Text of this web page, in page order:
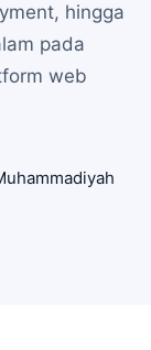
hingga
pada
web